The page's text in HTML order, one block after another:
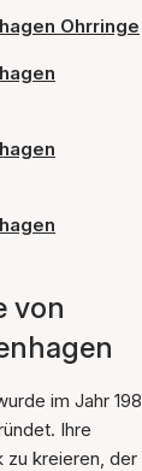
Ohrringe
von
im Jahr 198
Ihre
zu kreieren, der